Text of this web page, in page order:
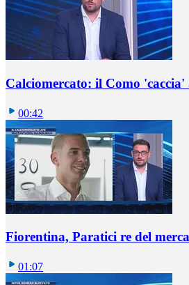
Calciomercato: il Como
00:42
Fiorentina, Paratici re del
01:07